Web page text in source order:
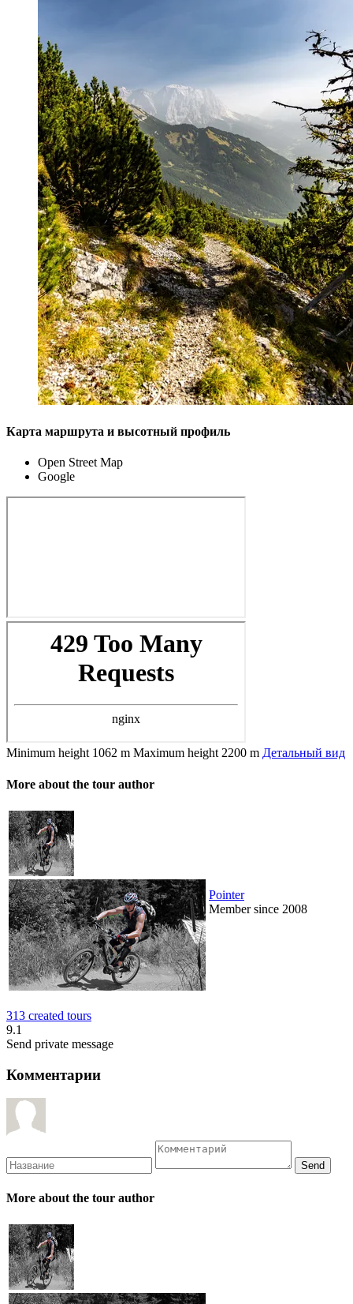
Карта маршрута и высотный профиль
Open Street Map
Google
Minimum height 1062 m Maximum height 2200 m Детальный вид
More about the tour author
Pointer
Member since 2008
313 created tours
9.1
Send private message
Комментарии
More about the tour author